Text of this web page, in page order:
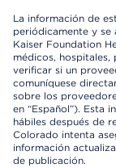
La información de
periódicamente y se
Kaiser Foundation
médicos, hospitales,
verificar si un
comuníquese
sobre los
en “Español”). Esta
hábiles después de
Colorado intenta
información
de publicación.